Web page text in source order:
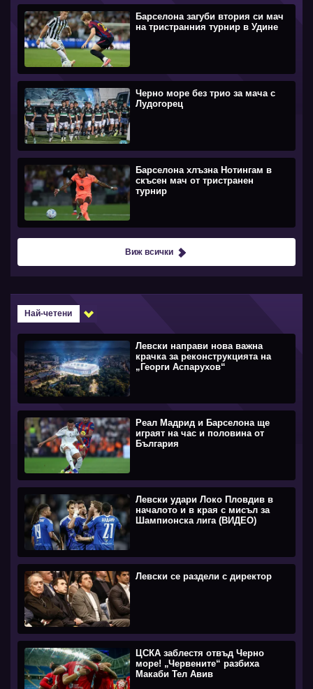
Барселона загуби втория си мач
на тристранния турнир в Удине
Черно море без трио за мача с
Лудогорец
Барселона хлъзна Нотингам в
скъсен мач от тристранен
турнир
Виж всички
Най-четени
Левски направи нова важна
крачка за реконструкцията на
„Георги Аспарухов“
Реал Мадрид и Барселона ще
играят на час и половина от
България
Левски удари Локо Пловдив в
началото и в края с мисъл за
Шампионска лига (ВИДЕО)
Левски се раздели с директор
ЦСКА заблестя отвъд Черно
море! „Червените“ разбиха
Макаби Тел Авив